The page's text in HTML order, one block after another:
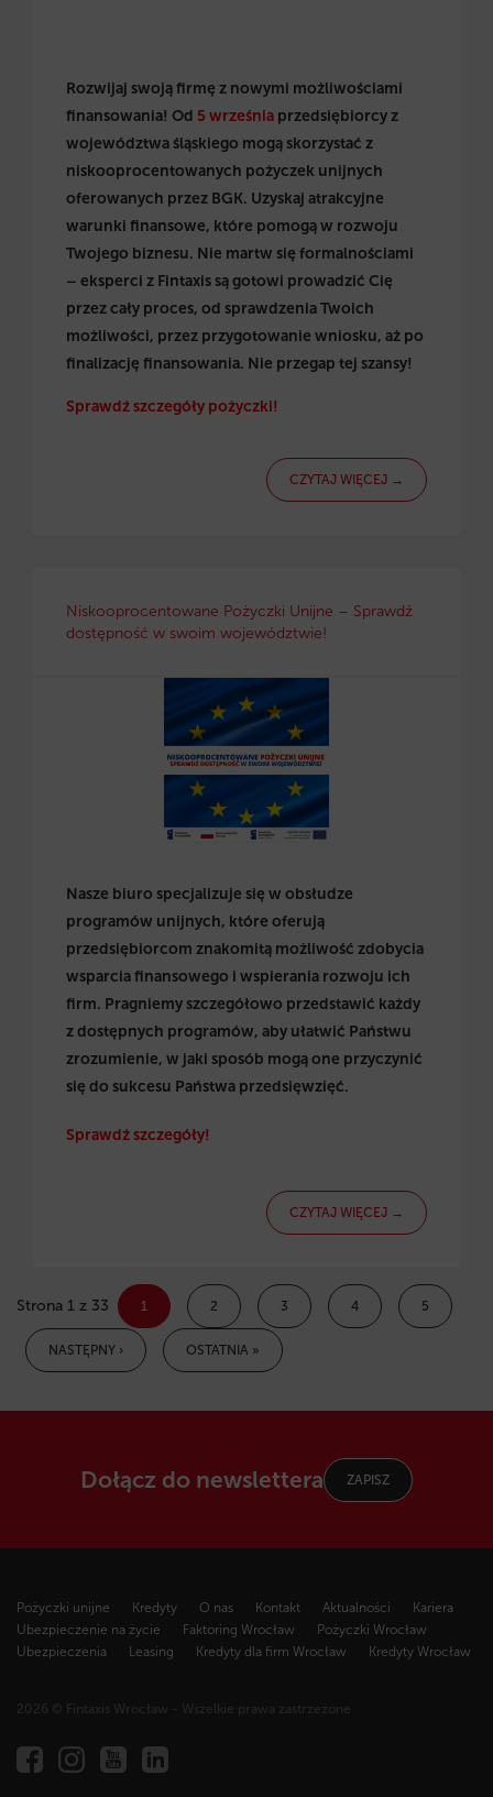
Rozwijaj swoją firmę z nowymi możliwościami
finansowania! Od 5 września przedsiębiorcy z
województwa śląskiego mogą skorzystać z
niskooprocentowanych pożyczek unijnych
oferowanych przez BGK. Uzyskaj atrakcyjne
warunki finansowe, które pomogą w rozwoju
Twojego biznesu. Nie martw się formalnościami
– eksperci z Fintaxis są gotowi prowadzić Cię
przez cały proces, od sprawdzenia Twoich
możliwości, przez przygotowanie wniosku, aż po
finalizację finansowania. Nie przegap tej szansy!
Sprawdź szczegóły pożyczki!
CZYTAJ WIĘCEJ →
Niskooprocentowane Pożyczki Unijne – Sprawdź
dostępność w swoim województwie!
Nasze biuro specjalizuje się w obsłudze
programów unijnych, które oferują
przedsiębiorcom znakomitą możliwość zdobycia
wsparcia finansowego i wspierania rozwoju ich
firm. Pragniemy szczegółowo przedstawić każdy
z dostępnych programów, aby ułatwić Państwu
zrozumienie, w jaki sposób mogą one przyczynić
się do sukcesu Państwa przedsięwzięć.
Sprawdź szczegóły!
CZYTAJ WIĘCEJ →
Strona 1 z 33 1 2 3 4 5
NASTĘPNY › OSTATNIA »
Dołącz do newslettera ZAPISZ
Pożyczki unijne Kredyty O nas Kontakt Aktualności
Kariera
Ubezpieczenie na życie
Faktoring Wrocław
Pożyczki Wrocław
Ubezpieczenia
Leasing Kredyty dla firm Wrocław Kredyty Wrocław
2026 © Fintaxis Wrocław - Wszelkie prawa zastrzeżone